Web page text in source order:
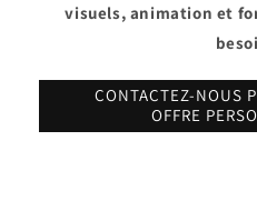
visuels, animation et
CONTACTEZ-NOUS
OFFRE